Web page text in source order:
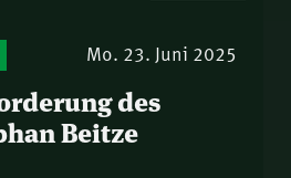
Mo. 23. Juni 2025
des
Beitze